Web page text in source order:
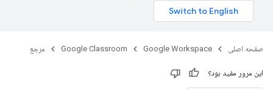
صفحه اصلی Google Workspace
Google Classroom مرجع
این مرور مفید بود؟